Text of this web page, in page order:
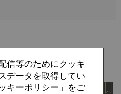
SPECIAL
信等のためにクッキ
データを取得してい
キーポリシー」をご